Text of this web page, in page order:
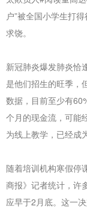
户”被全国小学生打
求饶。
新冠肺炎爆发肺炎恰
是他们招生的旺季，
数据，目前至少有
个月的现金流，可能
为线上教学，已经成
随着培训机构寒假停
商报》记者统计，许
应早于2月底。这一